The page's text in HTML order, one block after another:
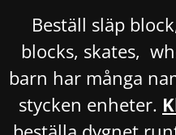
Beställ släp
blocks, skates,
barn har många
stycken enheter.